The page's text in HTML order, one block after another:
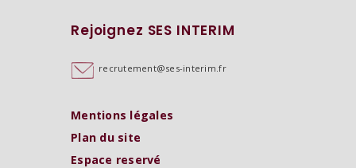
Rejoignez SES INTERIM
recrutement@ses-interim.fr
Mentions légales
Plan du site
Espace reservé